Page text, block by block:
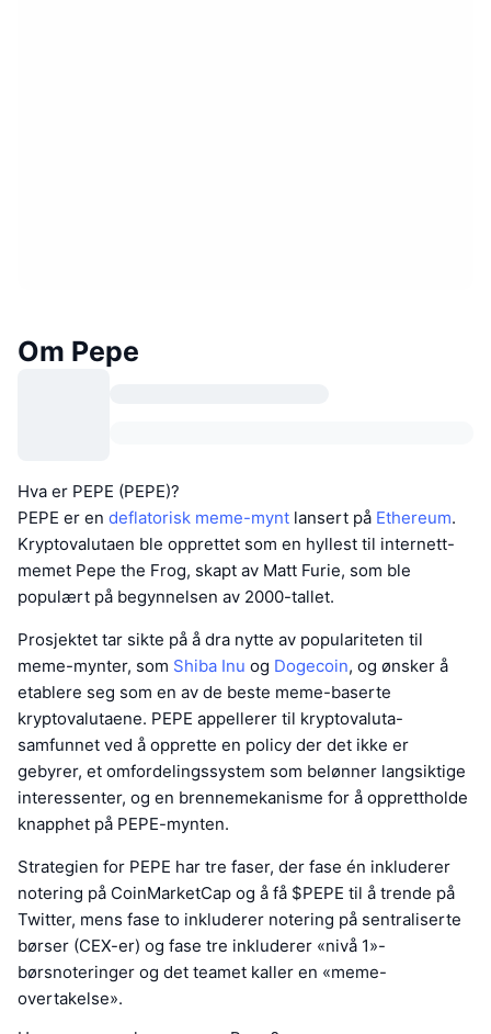
Om Pepe
Hva er PEPE (PEPE)?
PEPE er en deflatorisk meme-mynt lansert på Ethereum.
Kryptovalutaen ble opprettet som en hyllest til internett-
memet Pepe the Frog, skapt av Matt Furie, som ble
populært på begynnelsen av 2000-tallet.
Prosjektet tar sikte på å dra nytte av populariteten til
meme-mynter, som Shiba Inu og Dogecoin, og ønsker å
etablere seg som en av de beste meme-baserte
kryptovalutaene. PEPE appellerer til kryptovaluta-
samfunnet ved å opprette en policy der det ikke er
gebyrer, et omfordelingssystem som belønner langsiktige
interessenter, og en brennemekanisme for å opprettholde
knapphet på PEPE-mynten.
Strategien for PEPE har tre faser, der fase én inkluderer
notering på CoinMarketCap og å få $PEPE til å trende på
Twitter, mens fase to inkluderer notering på sentraliserte
børser (CEX-er) og fase tre inkluderer «nivå 1»-
børsnoteringer og det teamet kaller en «meme-
overtakelse».